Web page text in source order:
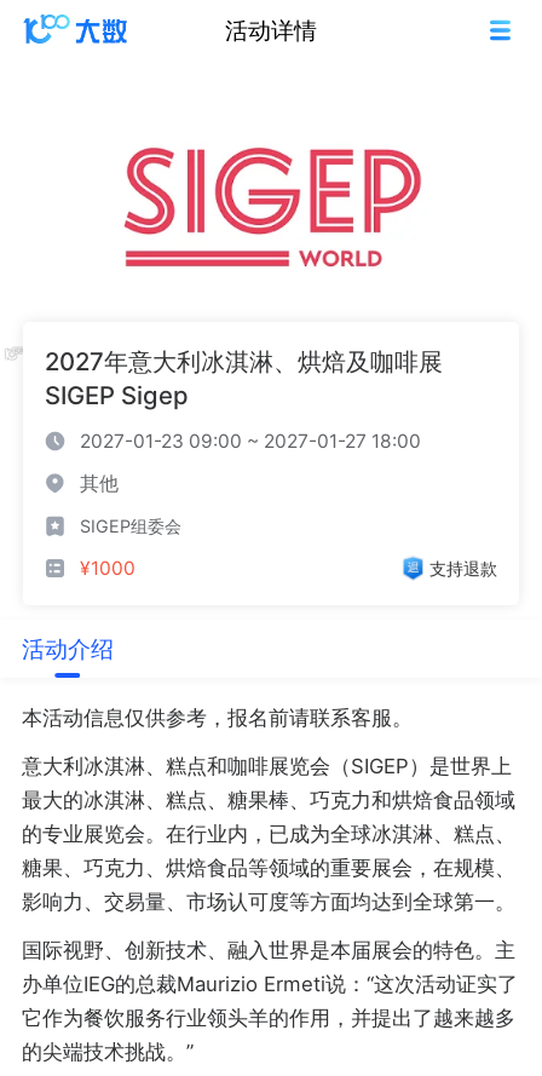
活动详情
2027年意大利冰淇淋、烘焙及咖啡展
SIGEP Sigep
2027-01-23 09:00 ~ 2027-01-27 18:00
其他
SIGEP组委会
¥1000 支持退款
活动介绍
本活动信息仅供参考，报名前请联系客服。
意大利冰淇淋、糕点和咖啡展览会（SIGEP）是世界上
最大的冰淇淋、糕点、糖果棒、巧克力和烘焙食品领域
的专业展览会。在行业内，已成为全球冰淇淋、糕点、
糖果、巧克力、烘焙食品等领域的重要展会，在规模、
影响力、交易量、市场认可度等方面均达到全球第一。
国际视野、创新技术、融入世界是本届展会的特色。主
办单位IEG的总裁Maurizio Ermeti说：“这次活动证实了
它作为餐饮服务行业领头羊的作用，并提出了越来越多
的尖端技术挑战。”